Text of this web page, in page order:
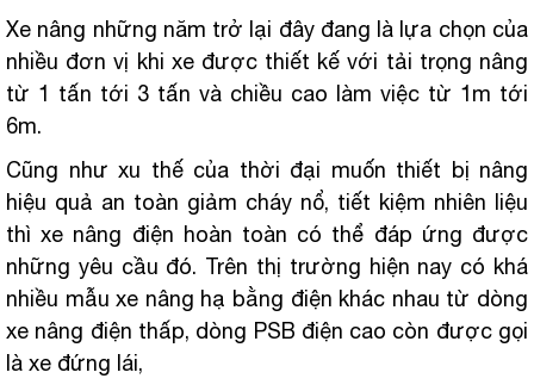
Xe nâng những năm trở lại đây đang là lựa chọn của
nhiều đơn vị khi xe được thiết kế với tải trọng nâng
từ 1 tấn tới 3 tấn và chiều cao làm việc từ 1m tới
6m.
Cũng như xu thế của thời đại muốn thiết bị nâng
hiệu quả an toàn giảm cháy nổ, tiết kiệm nhiên liệu
thì xe nâng điện hoàn toàn có thể đáp ứng được
những yêu cầu đó. Trên thị trường hiện nay có khá
nhiều mẫu xe nâng hạ bằng điện khác nhau từ dòng
xe nâng điện thấp, dòng PSB điện cao còn được gọi
là xe đứng lái,